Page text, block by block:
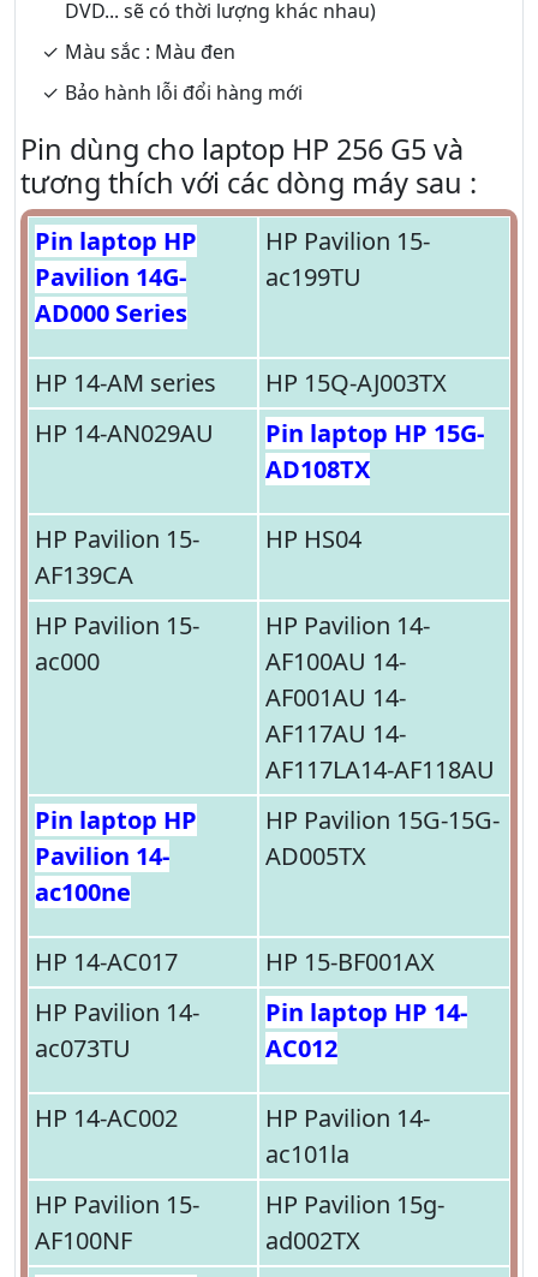
DVD... sẽ có thời lượng khác nhau)
Màu sắc : Màu đen
Bảo hành lỗi đổi hàng mới
Pin dùng cho laptop HP 256 G5 và
tương thích với các dòng máy sau :
Pin laptop HP
Pavilion 14G-
AD000 Series
HP Pavilion 15-
ac199TU
HP 14-AM series
HP 15Q-AJ003TX
HP 14-AN029AU
Pin laptop HP 15G-
AD108TX
HP Pavilion 15-
AF139CA
HP HS04
HP Pavilion 15-
ac000
HP Pavilion 14-
AF100AU 14-
AF001AU 14-
AF117AU 14-
AF117LA14-AF118AU
Pin laptop HP
Pavilion 14-
ac100ne
HP Pavilion 15G-15G-
AD005TX
HP 14-AC017
HP 15-BF001AX
HP Pavilion 14-
ac073TU
Pin laptop HP 14-
AC012
HP 14-AC002
HP Pavilion 14-
ac101la
HP Pavilion 15-
AF100NF
HP Pavilion 15g-
ad002TX